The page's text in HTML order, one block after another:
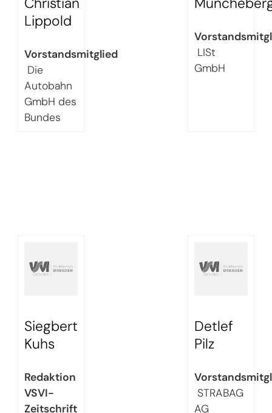
Lippold
Vorstandsmitglied
Die
Autobahn
GmbH des
Bundes
LISt
GmbH
Siegbert
Kuhs
Redaktion
VSVI-
Zeitschrift
Detlef
Pilz
STRABAG
AG